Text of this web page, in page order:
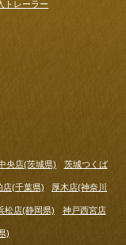
トレーラー
央店(茨城県) 茨城つくば
店(千葉県) 厚木店(神奈川
松店(静岡県) 神戸西宮店
)